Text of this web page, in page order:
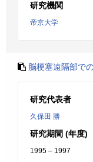
研究機関
帝京大学
脳梗塞遠隔部で
研究代表者
久保田 勝
研究期間 (年度)
1995 – 1997